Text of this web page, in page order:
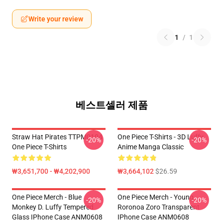
Write your review
1 / 1
베스트셀러 제품
Straw Hat Pirates TTPM0104
One Piece T-Shirts
₩3,651,700 - ₩4,202,900
-20%
One Piece T-Shirts - 3D Luffy
Anime Manga Classic
₩3,664,102$26.59
-20%
One Piece Merch - Blue
Monkey D. Luffy Tempered
Glass IPhone Case ANM0608
-20%
One Piece Merch - Young
Roronoa Zoro Transparent
IPhone Case ANM0608
-20%